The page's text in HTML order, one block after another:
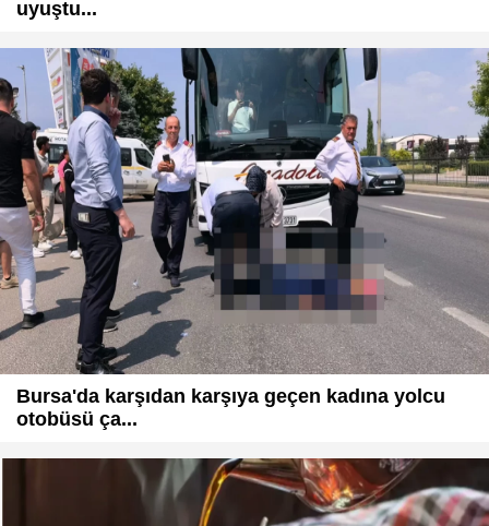
uyuştu...
Bursa'da karşıdan karşıya geçen kadına yolcu
otobüsü ça...